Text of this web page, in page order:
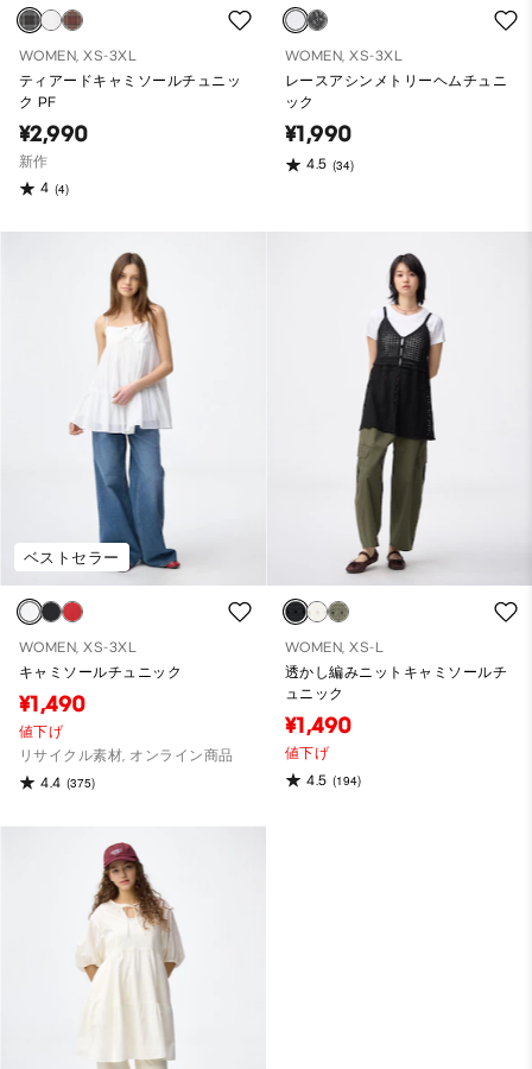
WOMEN, XS-3XL
ティアードキャミソールチュニッ
ク PF
¥2,990
新作
4 (4)
WOMEN, XS-3XL
レースアシンメトリーヘムチュニ
ック
¥1,990
4.5 (34)
ベストセラー
WOMEN, XS-3XL
キャミソールチュニック
¥1,490
値下げ
リサイクル素材, オンライン商品
4.4 (375)
WOMEN, XS-L
透かし編みニットキャミソールチ
ュニック
¥1,490
値下げ
4.5 (194)